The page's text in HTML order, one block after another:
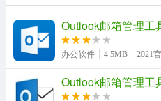
Outlook邮箱管理工
办公软件 4.5MB 2021
Outlook邮箱管理工